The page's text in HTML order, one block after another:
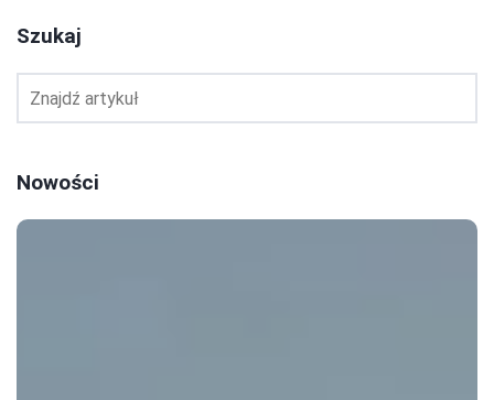
Szukaj
Nowości